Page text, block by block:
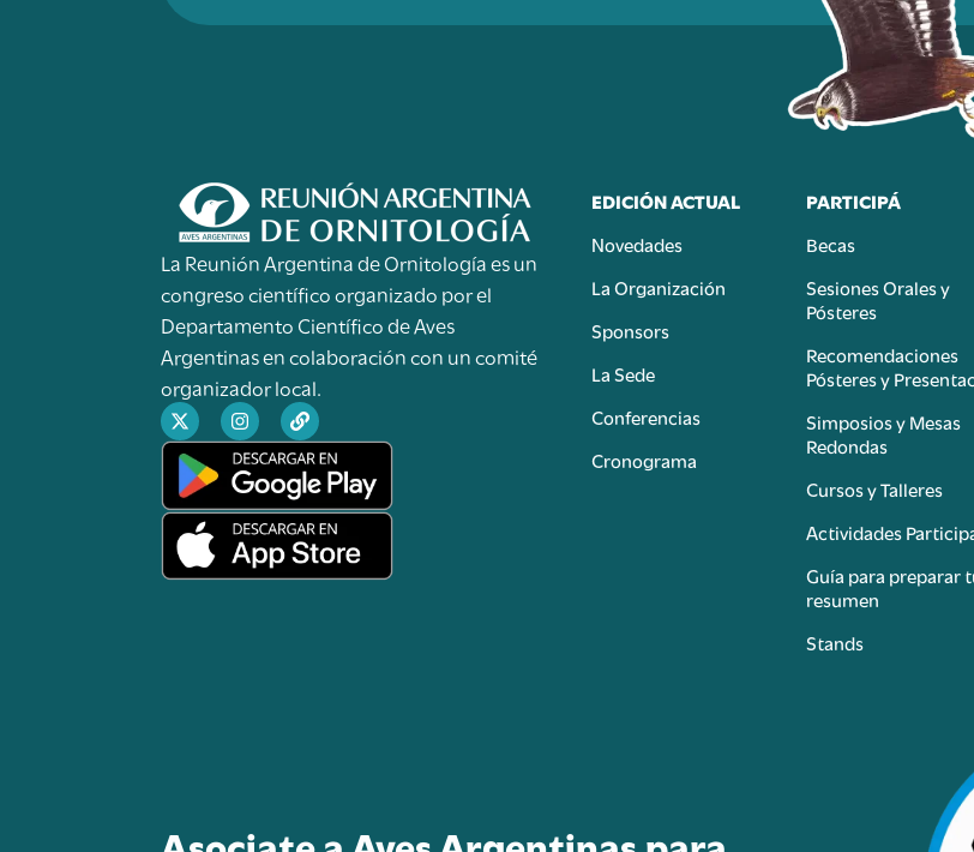
La Reunión Argentina de Ornitología es un
congreso científico organizado por el
Departamento Científico de Aves
Argentinas en colaboración con un comité
organizador local.
EDICIÓN ACTUAL
Novedades
La Organización
Sponsors
La Sede
Conferencias
Cronograma
PARTICIPÁ
Becas
Sesiones Orales y
Pósteres
Recomendaciones
Pósteres y
Simposios y Mesas
Redondas
Cursos y Talleres
Actividades
Guía para preparar
resumen
Stands